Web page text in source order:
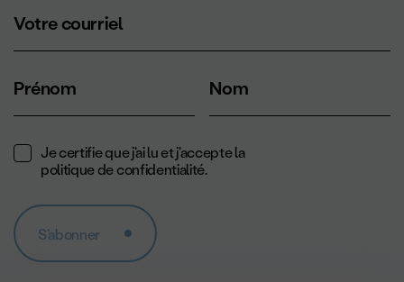
Votre courriel
Prénom Nom
Je certifie que j'ai lu et j'accepte la
politique de confidentialité.
S'abonner